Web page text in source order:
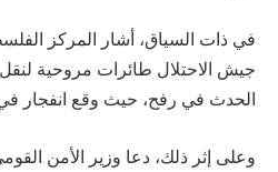
في ذات السياق، أشار المركز
جيش الاحتلال طائرات مروحية
الحدث في رفح، حيث وقع انفجار في
وعلى إثر ذلك، دعا وزير الأمن